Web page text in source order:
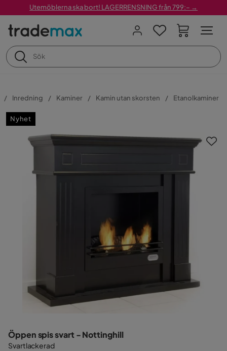
Utemöblerna ska bort! LAGERRENSNING från 799:– →
Inredning Kaminer Kamin utan skorsten Etanolkaminer
Nyhet
Öppen spis svart - Nottinghill
Svartlackerad